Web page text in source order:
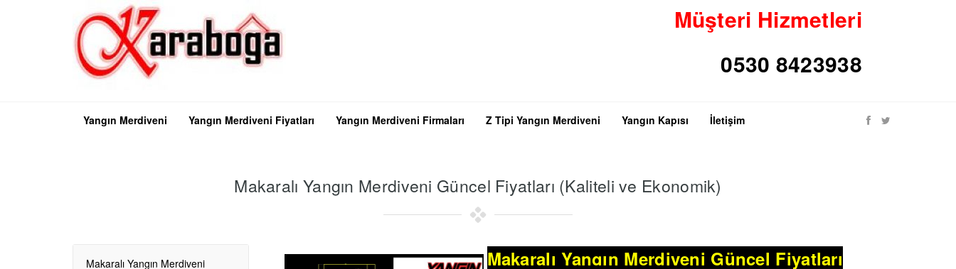
Müşteri Hizmetleri
Yangın Merdiveni Yangın Merdiveni Fiyatları Yangın Merdiveni Firmaları Z Tipi Yangın Merdiveni Yangın Kapısı İletişim
Makaralı Yangın Merdiveni Güncel Fiyatları (Kaliteli ve Ekonomik)
Makaralı Yangın Merdiveni Güncel Fiyatları
Makaralı Yangın Merdiveni